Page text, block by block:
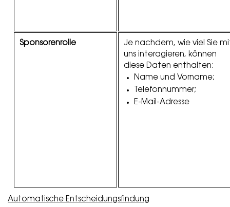
Sponsorenrolle
Je nachdem, wie viel Sie
uns interagieren, können
diese Daten enthalten:
Name und Vorname;
Telefonnummer;
E-Mail-Adresse
Automatische Entscheidungsfindung